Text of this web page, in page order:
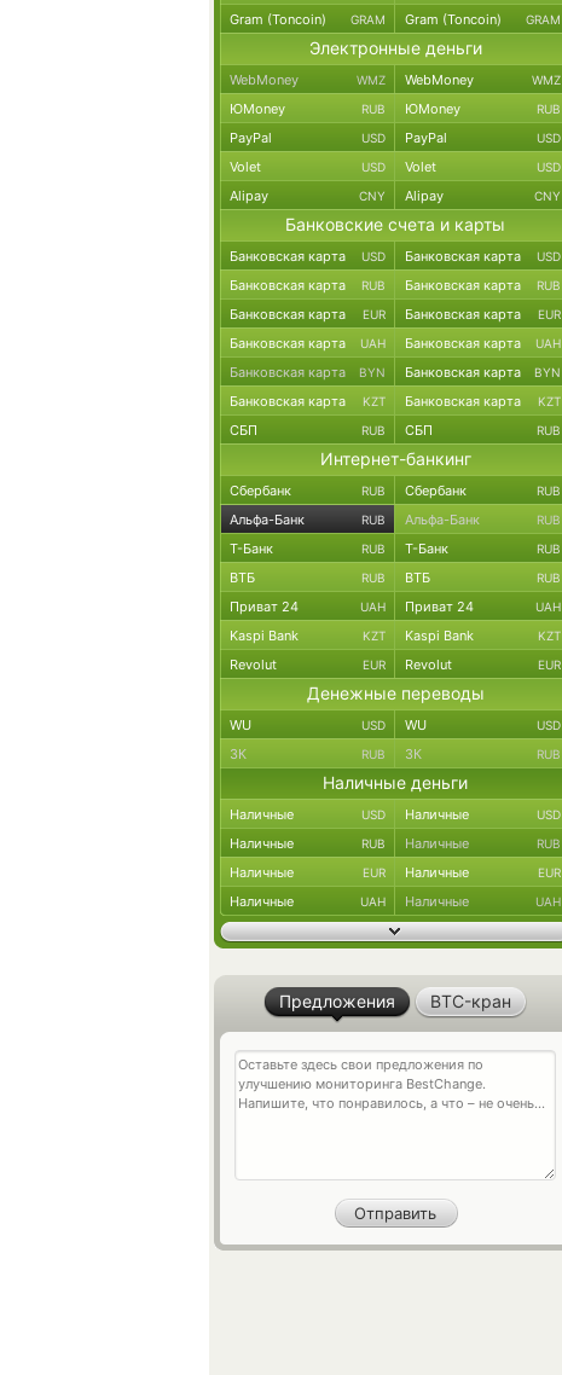
Gram (Toncoin) GRAM Gram (Toncoin) GRAM
Электронные деньги
WebMoney WMZ WebMoney WMZ
ЮMoney RUB ЮMoney RUB
PayPal USD PayPal USD
Volet USD Volet USD
Alipay CNY Alipay CNY
Банковские счета и карты
Банковская карта USD Банковская карта USD
Банковская карта RUB Банковская карта RUB
Банковская карта EUR Банковская карта EUR
Банковская карта UAH Банковская карта UAH
Банковская карта BYN Банковская карта BYN
Банковская карта KZT Банковская карта KZT
СБП RUB СБП RUB
Интернет-банкинг
Сбербанк RUB Сбербанк RUB
Альфа-Банк RUB Альфа-Банк RUB
Т-Банк RUB Т-Банк RUB
ВТБ RUB ВТБ RUB
Приват 24 UAH Приват 24 UAH
Kaspi Bank KZT Kaspi Bank KZT
Revolut EUR Revolut EUR
Денежные переводы
WU USD WU USD
ЗК RUB ЗК RUB
Наличные деньги
Наличные USD Наличные USD
Наличные RUB Наличные RUB
Наличные EUR Наличные EUR
Наличные UAH Наличные UAH
Предложения BTC-кран